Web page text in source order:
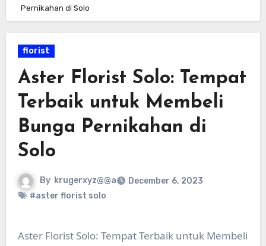
Pernikahan di Solo
florist
Aster Florist Solo: Tempat
Terbaik untuk Membeli
Bunga Pernikahan di
Solo
By krugerxyz@@a
December 6, 2023
#aster florist solo
Aster Florist Solo: Tempat Terbaik untuk Membeli